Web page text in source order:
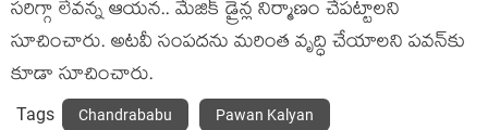
సరిగ్గా లేవన్న ఆయ‌న‌.. మేజిక్ డ్రైన్ల నిర్మాణం చేపట్టాలని
సూచించారు. అట‌వీ సంప‌ద‌ను మ‌రింత వృద్ధి చేయాల‌ని ప‌వ‌న్‌కు
కూడా సూచించారు.
Tags Chandrababu Pawan Kalyan